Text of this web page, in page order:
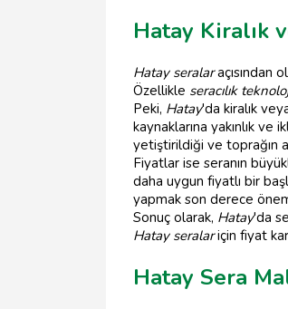
Hatay Kiralık
Hatay seralaraçısından
Özellikle seracılık
Peki, Hatay'da kiralık
kaynaklarına yakınlık
yetiştirildiği ve toprağın
Fiyatlar ise seranın
daha uygun fiyatlı bir
yapmak son derece
Sonuç olarak, Hatay'da
Hatay seralariçin fiyat
Hatay Sera